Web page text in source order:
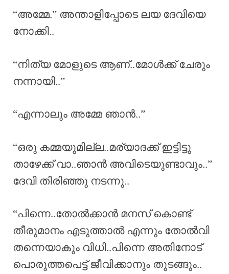
“അമ്മേ.” അന്താളിപ്പോടെ ലയ ദേവിയെ
നോക്കി..
“നിത്യ മോളുടെ ആണ്..മോൾക്ക് ചേരും
നന്നായി..”
“എന്നാലും അമ്മേ ഞാൻ..”
“ഒരു കമ്മയുമില്ല..മര്യാദക്ക് ഇട്ടിട്ടു
താഴേക്ക് വാ..ഞാൻ അവിടെയുണ്ടാവും..”
ദേവി തിരിഞ്ഞു നടന്നു..
“പിന്നെ..തോൽക്കാൻ മനസ് കൊണ്ട്
തീരുമാനം എടുത്താൽ എന്നും തോൽവി
തന്നെയാകും വിധി..പിന്നെ അതിനോട്
പൊരുത്തപെട്ട് ജീവിക്കാനും തുടങ്ങും..